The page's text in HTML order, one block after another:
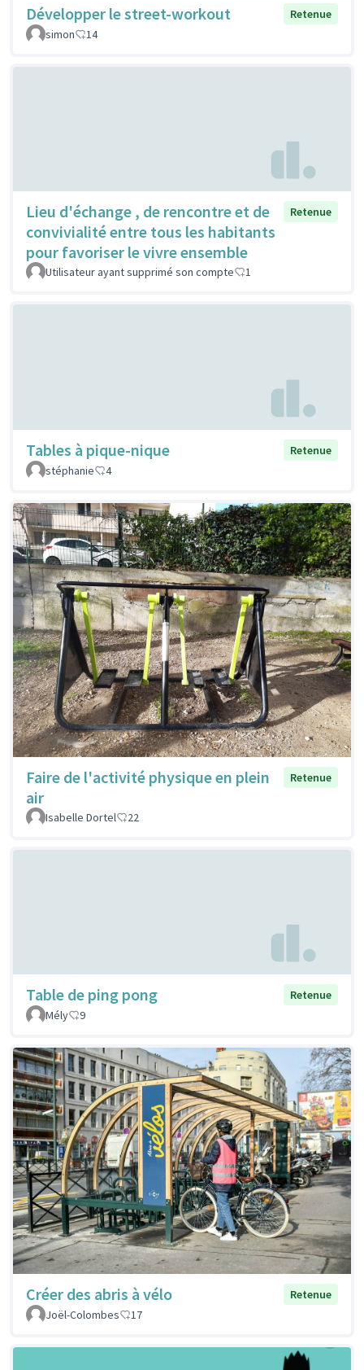
Développer le street-workout
Retenue
simon
14
Lieu d'échange , de rencontre et de
convivialité entre tous les habitants
pour favoriser le vivre ensemble
Retenue
Utilisateur ayant supprimé son compte 1
Tables à pique-nique
Retenue
stéphanie
4
Faire de l'activité physique en plein
air
Retenue
Isabelle Dortel 22
Table de ping pong
Retenue
Mély
9
Créer des abris à vélo
Retenue
Joël-Colombes
17